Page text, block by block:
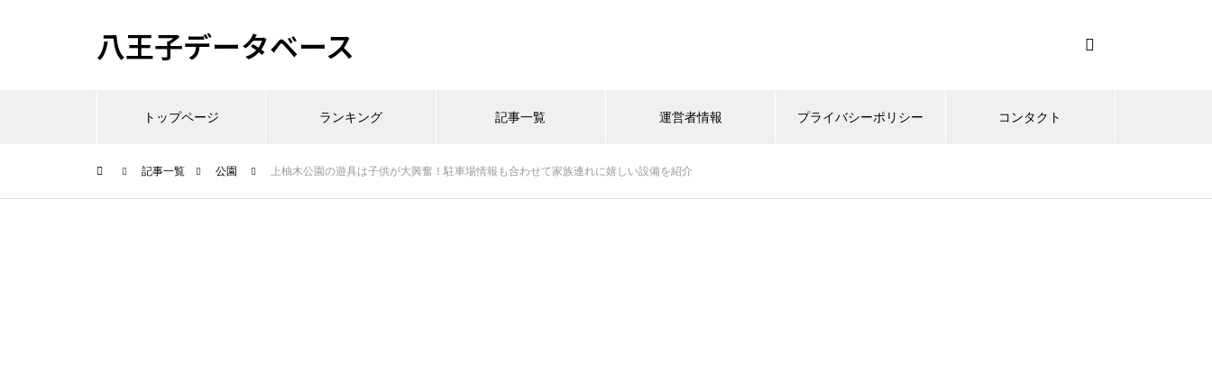
八王子データベース
トップページ ランキング 記事一覧 運営者情報 プライバシーポリシー コンタクト
記事一覧 公園 上柚木公園の遊具は子供が大興奮！駐車場情報も合わせて家族連れに嬉しい設備を紹介